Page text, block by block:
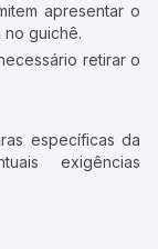
apresentar o
guichê.
retirar o
específicas da
exigências